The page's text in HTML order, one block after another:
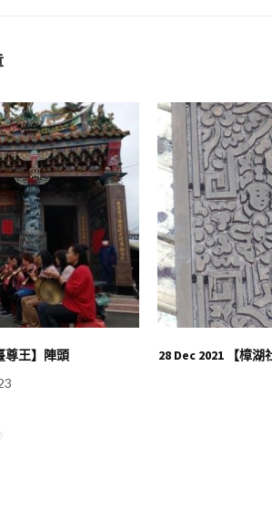
尊王】陣頭
28 Dec 2021 【樟